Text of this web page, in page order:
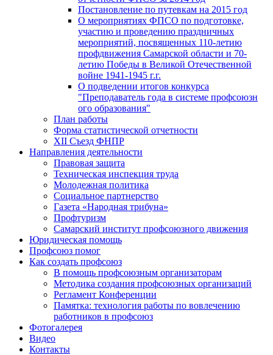
Постановление по путевкам на 2015 год
О мероприятиях ФПСО по подготовке,
участию и проведению праздничных
мероприятий, посвященных 110-летию
профдвижения Самарской области и 70-
летию Победы в Великой Отечественной
войне 1941-1945 г.г.
О подведении итогов конкурса
"Преподаватель года в системе профсоюзн
ого образования"
План работы
Форма статистической отчетности
XII Съезд ФНПР
Направления деятельности
Правовая защита
Техническая инспекция труда
Молодежная политика
Социальное партнерство
Газета «Народная трибуна»
Профтуризм
Самарский институт профсоюзного движения
Юридическая помощь
Профсоюз помог
Как создать профсоюз
В помощь профсоюзным организаторам
Методика создания профсоюзных организаций
Регламент Конференции
Памятка: технология работы по вовлечению
работников в профсоюз
Фотогалерея
Видео
Контакты